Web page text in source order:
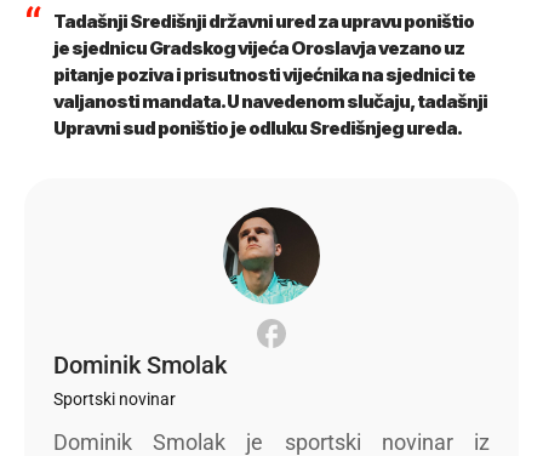
Tadašnji Središnji državni ured za upravu poništio
je sjednicu Gradskog vijeća Oroslavja vezano uz
pitanje poziva i prisutnosti vijećnika na sjednici te
valjanosti mandata. U navedenom slučaju, tadašnji
Upravni sud poništio je odluku Središnjeg ureda.
Dominik Smolak
Sportski novinar
Dominik Smolak je sportski novinar iz